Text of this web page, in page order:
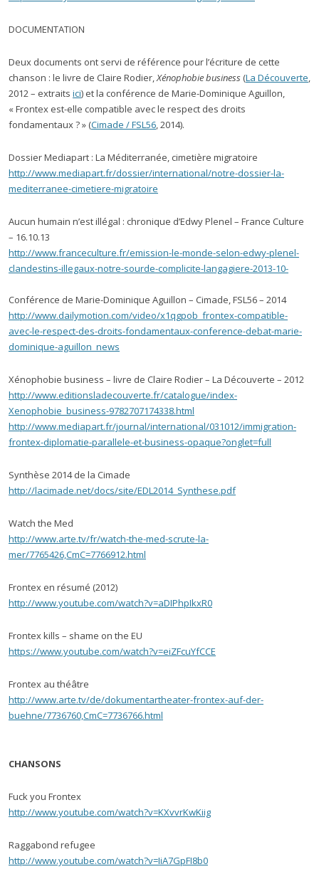
DOCUMENTATION
Deux documents ont servi de référence pour l’écriture de cette
chanson : le livre de Claire Rodier,Xénophobie business (La Découverte,
2012 – extraits ici) et la conférence de Marie-Dominique Aguillon,
« Frontex est-elle compatible avec le respect des droits
fondamentaux ? » (Cimade / FSL56, 2014).
Dossier Mediapart : La Méditerranée, cimetière migratoire
http://www.mediapart.fr/dossier/international/notre-dossier-la-
mediterranee-cimetiere-migratoire
Aucun humain n’est illégal : chronique d’Edwy Plenel – France Culture
– 16.10.13
http://www.franceculture.fr/emission-le-monde-selon-edwy-plenel-
clandestins-illegaux-notre-sourde-complicite-langagiere-2013-10-
Conférence de Marie-Dominique Aguillon – Cimade, FSL56 – 2014
http://www.dailymotion.com/video/x1qgpob_frontex-compatible-
avec-le-respect-des-droits-fondamentaux-conference-debat-marie-
dominique-aguillon_news
Xénophobie business – livre de Claire Rodier – La Découverte – 2012
http://www.editionsladecouverte.fr/catalogue/index-
Xenophobie_business-9782707174338.html
http://www.mediapart.fr/journal/international/031012/immigration-
frontex-diplomatie-parallele-et-business-opaque?onglet=full
Synthèse 2014 de la Cimade
http://lacimade.net/docs/site/EDL2014_Synthese.pdf
Watch the Med
http://www.arte.tv/fr/watch-the-med-scrute-la-
mer/7765426,CmC=7766912.html
Frontex en résumé (2012)
http://www.youtube.com/watch?v=aDIPhpIkxR0
Frontex kills – shame on the EU
https://www.youtube.com/watch?v=eiZFcuYfCCE
Frontex au théâtre
http://www.arte.tv/de/dokumentartheater-frontex-auf-der-
buehne/7736760,CmC=7736766.html
CHANSONS
Fuck you Frontex
http://www.youtube.com/watch?v=KXvvrKwKiig
Raggabond refugee
http://www.youtube.com/watch?v=IiA7GpFI8b0